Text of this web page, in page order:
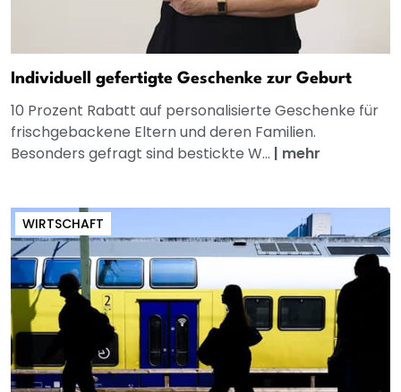
Individuell gefertigte Geschenke zur Geburt
10 Prozent Rabatt auf personalisierte Geschenke für
frischgebackene Eltern und deren Familien.
Besonders gefragt sind bestickte W... | mehr
WIRTSCHAFT